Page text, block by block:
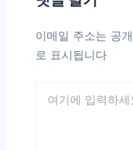
이메일 주소는 공
로 표시됩니다